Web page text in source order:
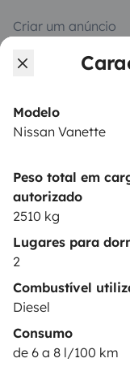
Modelo
Nissan Vanette
Peso total em
autorizado
2510 kg
Lugares para
2
Combustível
Diesel
Consumo
de 6 a 8 l/100 km
Criar um anúncio
Contrato de
Assistências de
Modos de
Pagamento em